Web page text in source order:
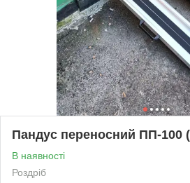
Пандус переносний ПП-100
В наявності
Роздріб